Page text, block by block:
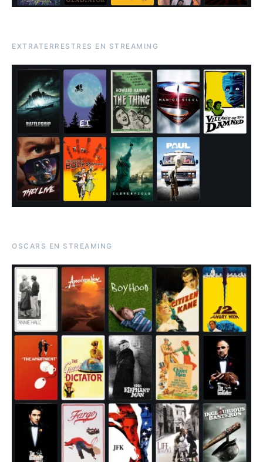
EXTRATERRESTRES EN STREAMING
OSCARS EN STREAMING